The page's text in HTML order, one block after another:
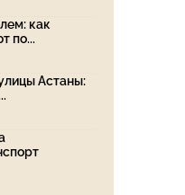
как
по...
Астаны: